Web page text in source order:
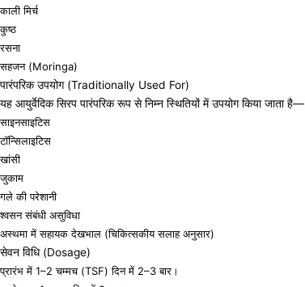
काली मिर्च
कुष्ठ
रसना
सहजन (Moringa)
पारंपरिक उपयोग (Traditionally Used For)
यह आयुर्वेदिक सिरप पारंपरिक रूप से निम्न स्थितियों में उपयोग किया जाता है—
साइनसाइटिस
टॉन्सिलाइटिस
खांसी
जुकाम
गले की परेशानी
श्वसन संबंधी असुविधा
अस्थमा में सहायक देखभाल (चिकित्सकीय सलाह अनुसार)
सेवन विधि (Dosage)
प्रारंभ में 1–2 चम्मच (TSF) दिन में 2–3 बार।